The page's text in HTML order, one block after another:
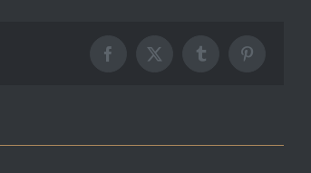
Facebook
X TumblrPinterest